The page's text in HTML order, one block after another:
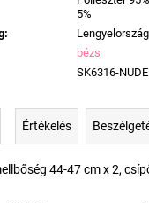
5%
:
Lengyelország
bézs
SK6316-NUDE
Értékelés
44-47 cm x 2,